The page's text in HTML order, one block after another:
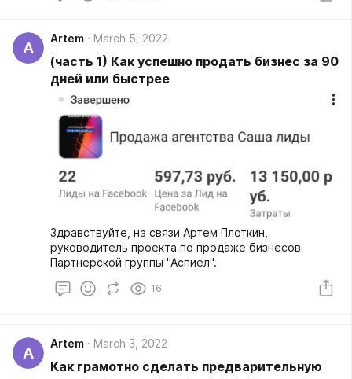
A
Artem March 5, 2022
(часть 1) Как успешно продать бизнес за 90
дней или быстрее
Здравствуйте, на связи Артем Плоткин,
руководитель проекта по продаже бизнесов
Партнерской группы "Аспиел".
16
A
Artem March 3, 2022
Как грамотно сделать предварительную